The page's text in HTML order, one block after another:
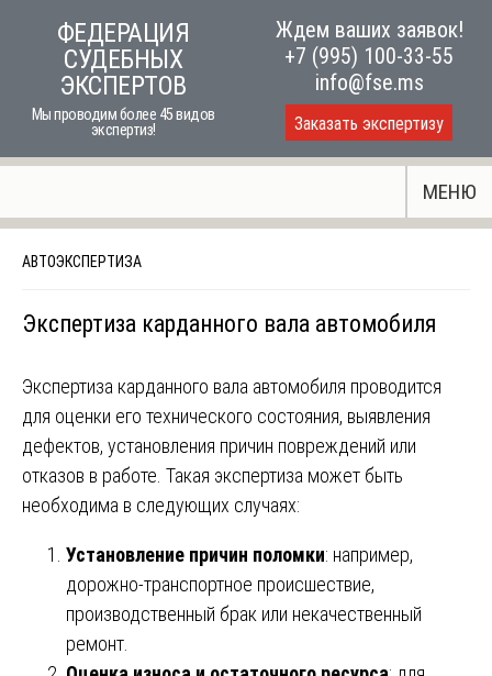
ФЕДЕРАЦИЯ
СУДЕБНЫХ
ЭКСПЕРТОВ
Мы проводим более 45 видов
экспертиз!
Ждем ваших заявок!
+7 (995) 100-33-55
info@fse.ms
Заказать экспертизу
МЕНЮ
АВТОЭКСПЕРТИЗА
Экспертиза карданного вала автомобиля
Экспертиза карданного вала автомобиля проводится
для оценки его технического состояния, выявления
дефектов, установления причин повреждений или
отказов в работе. Такая экспертиза может быть
необходима в следующих случаях:
Установление причин поломки: например,
дорожно-транспортное происшествие,
производственный брак или некачественный
ремонт.